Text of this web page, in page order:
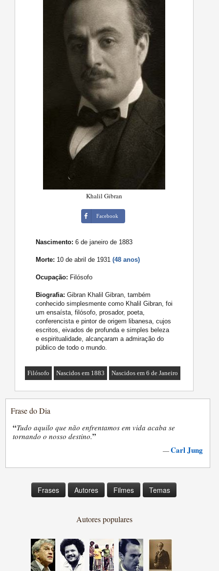
Khalil Gibran
Facebook
Nascimento: 6 de janeiro de 1883
Morte: 10 de abril de 1931(48 anos)
Ocupação: Filósofo
Biografia: Gibran Khalil Gibran, também
conhecido simplesmente como Khalil Gibran, foi
um ensaísta, filósofo, prosador, poeta,
conferencista e pintor de origem libanesa, cujos
escritos, eivados de profunda e simples beleza
e espiritualidade, alcançaram a admiração do
público de todo o mundo.
Filósofo Nascidos em 1883 Nascidos em 6 de Janeiro
Frase do Dia
“Tudo aquilo que não enfrentamos em vida acaba se
tornando o nosso destino.”
—Carl Jung
Frases Autores Filmes Temas
Autores populares